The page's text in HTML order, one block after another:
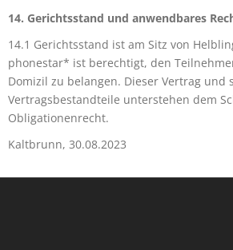
14. Gerichtsstand und anwendbares
14.1 Gerichtsstand ist am Sitz von
phonestar* ist berechtigt, den
Domizil zu belangen. Dieser Vertrag und
Vertragsbestandteile unterstehen dem
Obligationenrecht.
Kaltbrunn, 30.08.2023